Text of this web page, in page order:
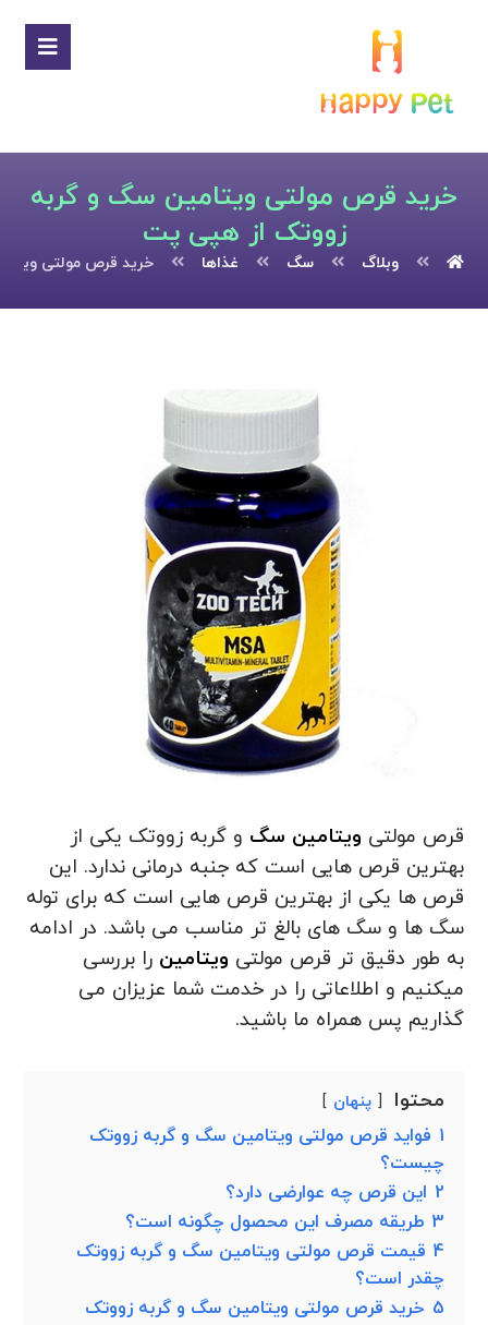
خرید قرص مولتی ویتامین سگ و گربه
زووتک از هپی پت
وبلاگ سگ غذاها خرید قرص مولتی
قرص مولتی ویتامین سگ و گربه زووتک یکی از
بهترین قرص هایی است که جنبه درمانی ندارد. این
قرص ها یکی از بهترین قرص هایی است که برای توله
سگ ها و سگ های بالغ تر مناسب می باشد. در ادامه
به طور دقیق تر قرص مولتی ویتامین را بررسی
میکنیم و اطلاعاتی را در خدمت شما عزیزان می
گذاریم پس همراه ما باشید.
محتوا پنهان
1 فواید قرص مولتی ویتامین سگ و گربه زووتک
چیست؟
2 این قرص چه عوارضی دارد؟
3 طریقه مصرف این محصول چگونه است؟
4 قیمت قرص مولتی ویتامین سگ و گربه زووتک
چقدر است؟
5 خرید قرص مولتی ویتامین سگ و گربه زووتک